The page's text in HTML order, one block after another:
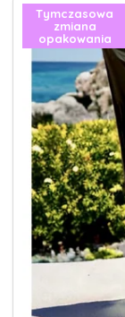
Tymczasowa
zmiana
opakowania